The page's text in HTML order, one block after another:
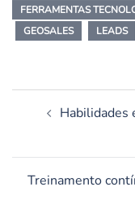
FERRAMENTAS
GEOSALES
LEADS
Habilidades
Treinamento